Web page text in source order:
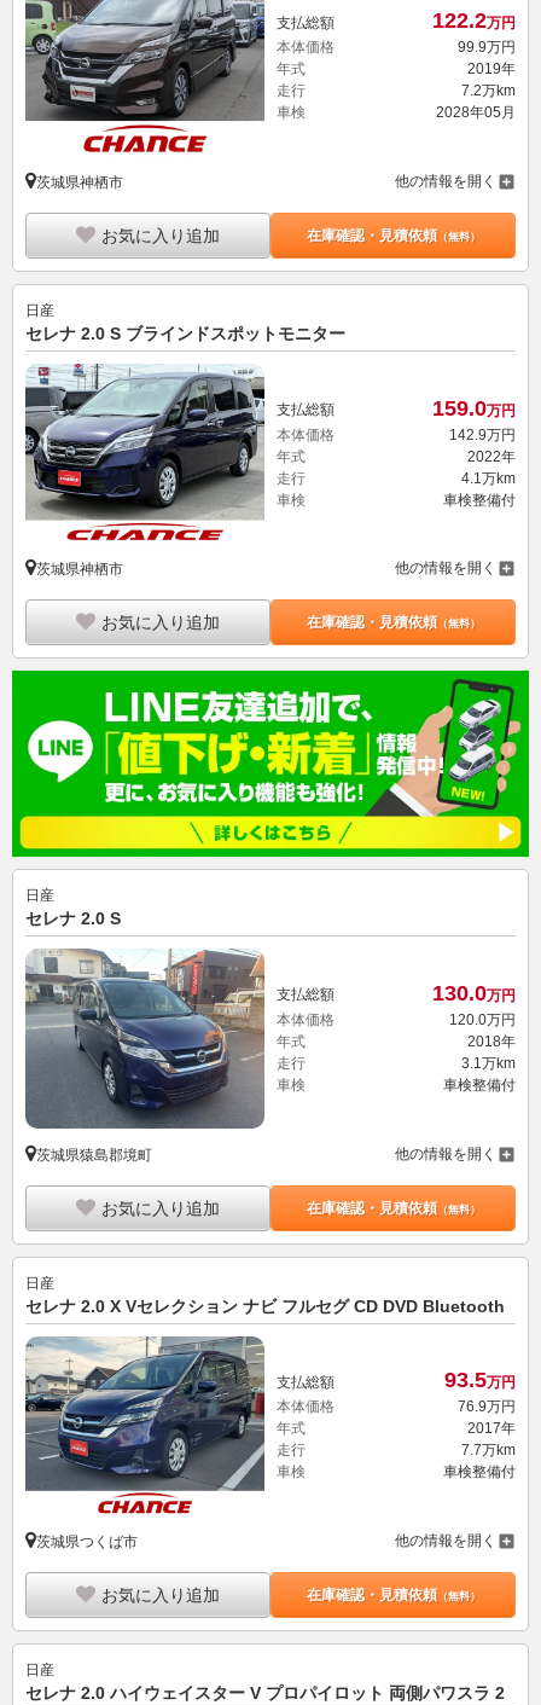
支払総額 122.2万円
本体価格
99.9万円
年式
2019年
走行
7.2万km
車検
2028年05月
茨城県神栖市 他の情報を開く
お気に入り追加 在庫確認・見積依頼（無料）
日産
セレナ 2.0 S ブラインドスポットモニター
支払総額 159.0万円
本体価格
142. 9万円
年式
2022年
走行
4.1万km
車検
車検整備付
茨城県神栖市 他の情報を開く
お気に入り追加 在庫確認・見積依頼（無料）
日産
セレナ 2.0 S
支払総額 130.0万円
本体価格
120.0万円
年式
2018年
走行
3.1万km
車検
車検整備付
茨城県猿島郡境町 他の情報を開く
お気に入り追加 在庫確認・見積依頼（無料）
日産
セレナ 2.0 X Vセレクション ナビ フルセグ CD DVD Bluetooth
支払総額 93.5万円
本体価格
76.9万円
年式
2017年
走行
7.7万km
車検
車検整備付
茨城県つくば市 他の情報を開く
お気に入り追加 在庫確認・見積依頼（無料）
日産
セレナ 2.0 ハイウェイスター V プロパイロット 両側パワスラ 2